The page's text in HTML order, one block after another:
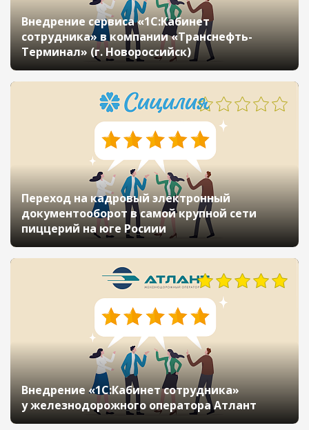
Внедрение сервиса «1С:Кабинет
сотрудника» в компании «Транснефть-
Терминал» (г. Новороссийск)
Переход на кадровый электронный
документооборот в самой крупной сети
пиццерий на юге Росиии
Внедрение «1С:Кабинет сотрудника»
у железнодорожного оператора Атлант